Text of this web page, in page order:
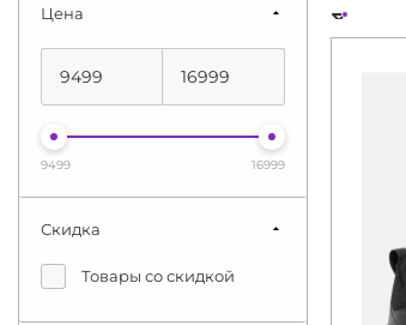
Цена
9499 16999
Скидка
Товары со скидкой